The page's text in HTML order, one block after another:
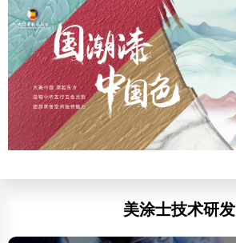
美涂士技术研发